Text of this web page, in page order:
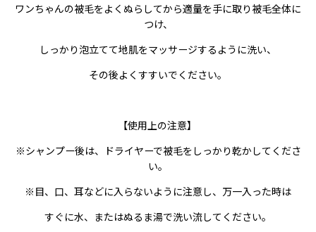
ワンちゃんの被毛をよくぬらしてから適量を手に取り被毛全体に
つけ、
しっかり泡立てて地肌をマッサージするように洗い、
その後よくすすいでください。
【使用上の注意】
※シャンプー後は、ドライヤーで被毛をしっかり乾かしてくださ
い。
※目、口、耳などに入らないように注意し、万一入った時は
すぐに水、またはぬるま湯で洗い流してください。